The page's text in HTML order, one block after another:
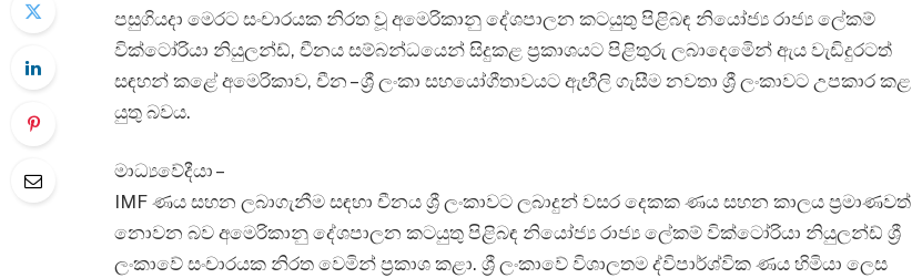
පසුගියදා මෙරට සංචාරයක නිරත වූ අමෙරිකානු දේශපාලන කටයුතු පිළිබඳ නියෝජ්‍ය රාජ්‍ය ලේකම්
වික්ටෝරියා නියුලන්ඩ්, චීනය සම්බන්ධයෙන් සිදුකළ ප්‍රකාශයට පිළිතුරු ලබාදෙමෙින් ඇය වැඩිදුරටත්
සඳහන් කළේ අමෙරිකාව, චීන – ශ්‍රී ලංකා සහයෝගීතාවයට ඇඟීලි ගැසීම නවතා ශ්‍රී ලංකාවට උපකාර කළ
යුතු බවය.
මාධ්‍යවේදීයා –
IMF ණය සහන ලබාගැනීම සඳහා චීනය ශ්‍රී ලංකාවට ලබාදුන් වසර දෙකක ණය සහන කාලය ප්‍රමාණවත්
නොවන බව අමෙරිකානු දේශපාලන කටයුතු පිළිබඳ නියෝජ්‍ය රාජ්‍ය ලේකම් වික්ටෝරියා නියුලන්ඩ් ශ්‍රී
ලංකාවේ සංචාරයක නිරත වෙමින් ප්‍රකාශ කළා. ශ්‍රී ලංකාවේ විශාලතම ද්විපාර්ශ්වික ණය හිමියා ලෙස